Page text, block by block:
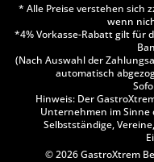
* Alle Preise verstehen sich
wenn
*4% Vorkasse-Rabatt gilt für
(Nach Auswahl der
automatisch
Hinweis: Der
Unternehmen im Sinne
Selbstständige,
© 2026 GastroXtrem